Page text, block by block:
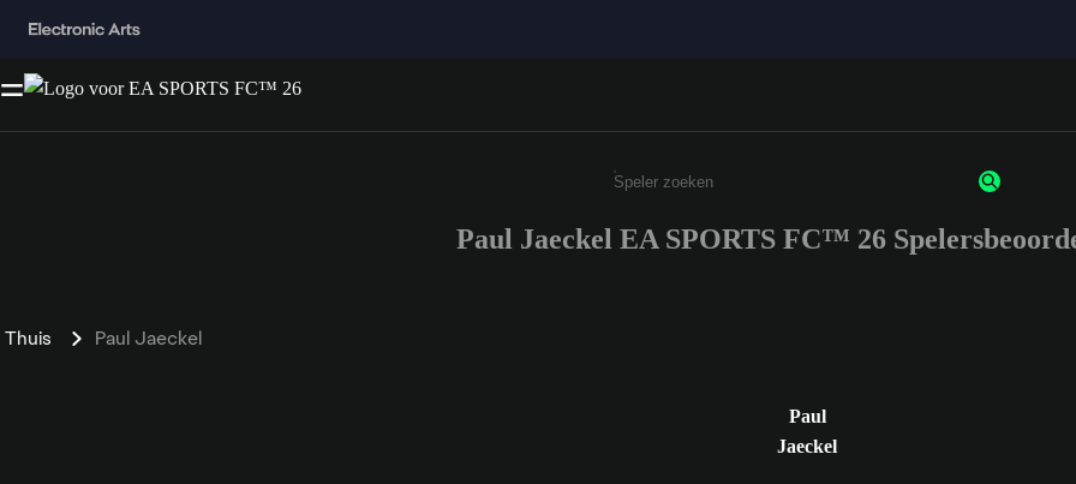
Enter a minimum of 3 characters or numbers
Paul Jaeckel EA SPORTS FC™ 26
Thuis Paul Jaeckel
Paul
Jaeckel